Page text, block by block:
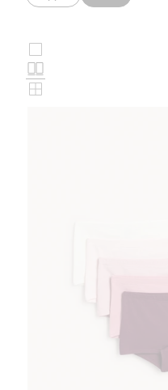
Välj
produktkortslayout